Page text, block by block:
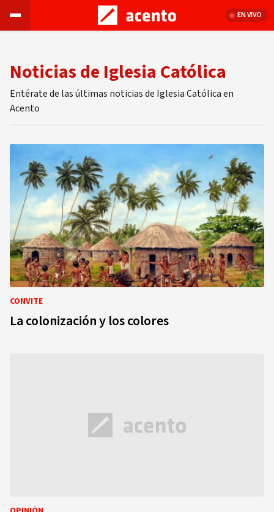
EN VIVO
Noticias de Iglesia Católica
Entérate de las últimas noticias de Iglesia Católica en
Acento
CONVITE
La colonización y los colores